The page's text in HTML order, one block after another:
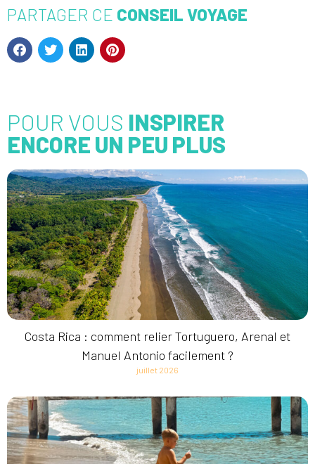
PARTAGER CE CONSEIL VOYAGE
POUR VOUS INSPIRER
ENCORE UN PEU PLUS
Costa Rica : comment relier Tortuguero, Arenal et
Manuel Antonio facilement ?
juillet 2026